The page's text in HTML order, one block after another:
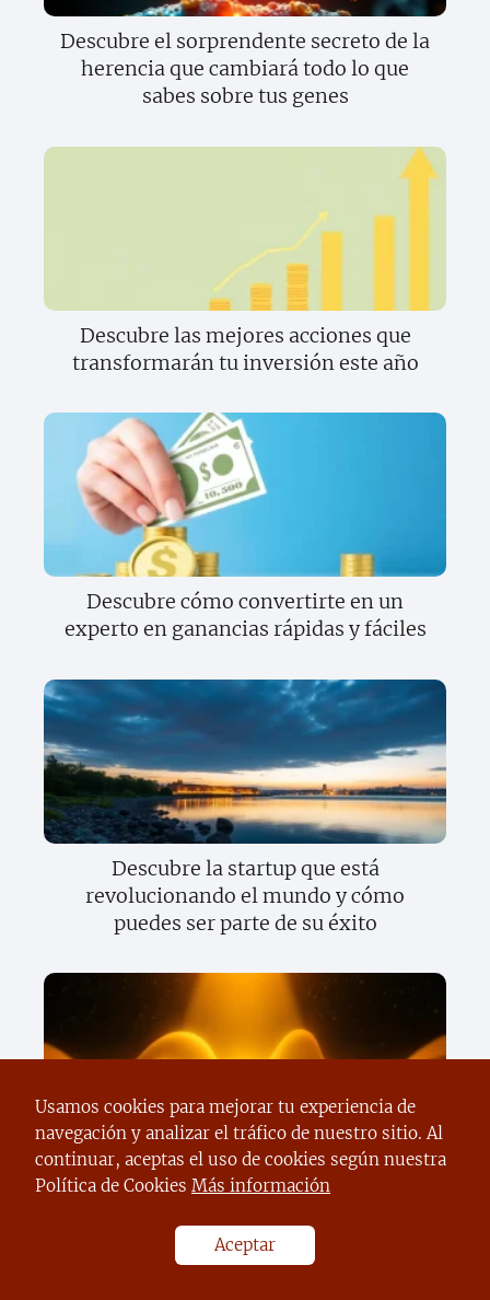
Descubre el sorprendente secreto de la
herencia que cambiará todo lo que
sabes sobre tus genes
Descubre las mejores acciones que
transformarán tu inversión este año
Descubre cómo convertirte en un
experto en ganancias rápidas y fáciles
Descubre la startup que está
revolucionando el mundo y cómo
puedes ser parte de su éxito
Descubre cómo el sector privado está
cambiando el mundo y lo que significa
Usamos cookies para mejorar tu experiencia de
navegación y analizar el tráfico de nuestro sitio. Al
continuar, aceptas el uso de cookies según nuestra
Política de Cookies Más información
Aceptar